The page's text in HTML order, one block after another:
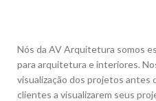
Nós da AV Arquitetura somos
para arquitetura e interiores.
visualização dos projetos antes
clientes a visualizarem seus